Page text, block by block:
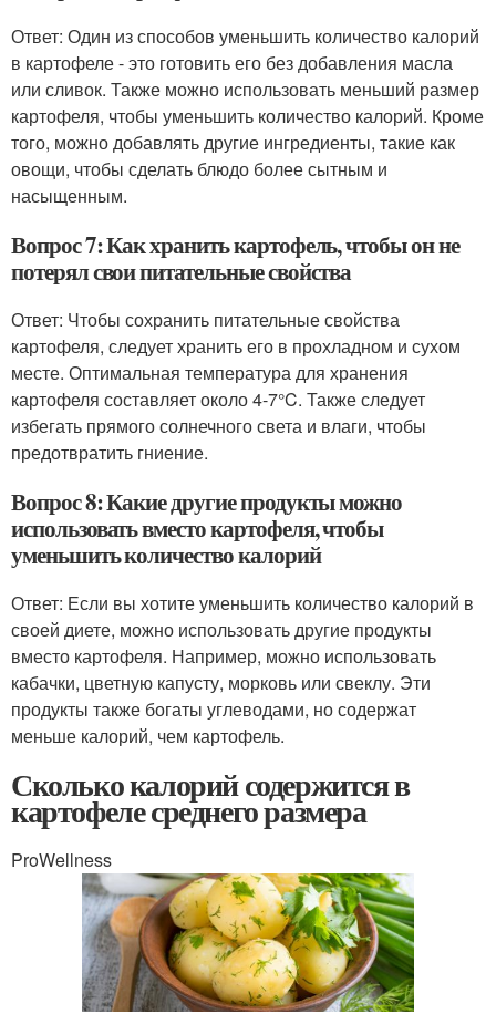
Ответ: Один из способов уменьшить количество калорий
в картофеле - это готовить его без добавления масла
или сливок. Также можно использовать меньший размер
картофеля, чтобы уменьшить количество калорий. Кроме
того, можно добавлять другие ингредиенты, такие как
овощи, чтобы сделать блюдо более сытным и
насыщенным.
Вопрос 7: Как хранить картофель, чтобы он не
потерял свои питательные свойства
Ответ: Чтобы сохранить питательные свойства
картофеля, следует хранить его в прохладном и сухом
месте. Оптимальная температура для хранения
картофеля составляет около 4-7°C. Также следует
избегать прямого солнечного света и влаги, чтобы
предотвратить гниение.
Вопрос 8: Какие другие продукты можно
использовать вместо картофеля, чтобы
уменьшить количество калорий
Ответ: Если вы хотите уменьшить количество калорий в
своей диете, можно использовать другие продукты
вместо картофеля. Например, можно использовать
кабачки, цветную капусту, морковь или свеклу. Эти
продукты также богаты углеводами, но содержат
меньше калорий, чем картофель.
Сколько калорий содержится в
картофеле среднего размера
ProWellness